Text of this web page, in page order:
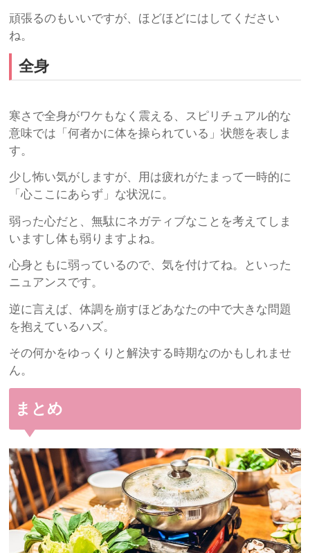
頑張るのもいいですが、ほどほどにはしてください
ね。
全身
寒さで全身がワケもなく震える、スピリチュアル的な
意味では「何者かに体を操られている」状態を表しま
す。
少し怖い気がしますが、用は疲れがたまって一時的に
「心ここにあらず」な状況に。
弱った心だと、無駄にネガティブなことを考えてしま
いますし体も弱りますよね。
心身ともに弱っているので、気を付けてね。といった
ニュアンスです。
逆に言えば、体調を崩すほどあなたの中で大きな問題
を抱えているハズ。
その何かをゆっくりと解決する時期なのかもしれませ
ん。
まとめ